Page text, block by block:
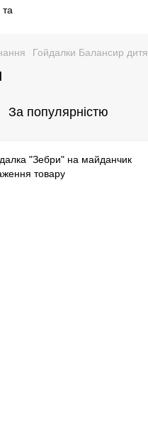
Гойдалки Балансир
За популярністю